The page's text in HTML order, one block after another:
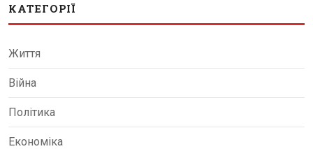
КАТЕГОРІЇ
Життя
Війна
Політика
Економіка